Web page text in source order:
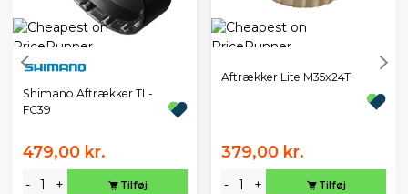
Shimano Aftrækker TL-
FC39
479,00 kr.
- + Tilføj
Aftrækker Lite M35x24T
379,00 kr.
- + Tilføj